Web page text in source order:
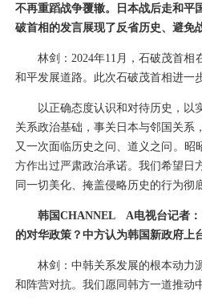
不再重蹈战争覆辙。日本战后走和平
破首相的发言展现了反省历史、避免
林剑：2024年11月，石破茂首
和平发展道路。此次石破茂首相进一
以正确态度认识和对待历史，以
关系政治基础，事关日本与邻国关系
又一次面临历史之问、道义之问。昭
方作出过严肃政治承诺。我们希望日
同一切美化、掩盖侵略历史的行为彻
韩国CHANNEL A电视台记者：
的对华政策？中方认为韩国新政府上
林剑：中韩关系发展的根本动力
和阵营对抗。我们愿同韩方一道推动